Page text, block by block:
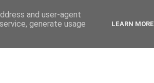
and user-agent
generate usage
LEARN MORE